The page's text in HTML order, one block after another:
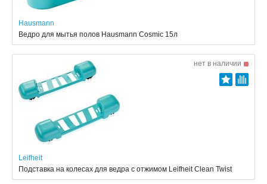
Hausmann
Ведро для мытья полов Hausmann Cosmic 15л
нет в наличии
Leifheit
Подставка на колесах для ведра с отжимом Leifheit Clean Twist